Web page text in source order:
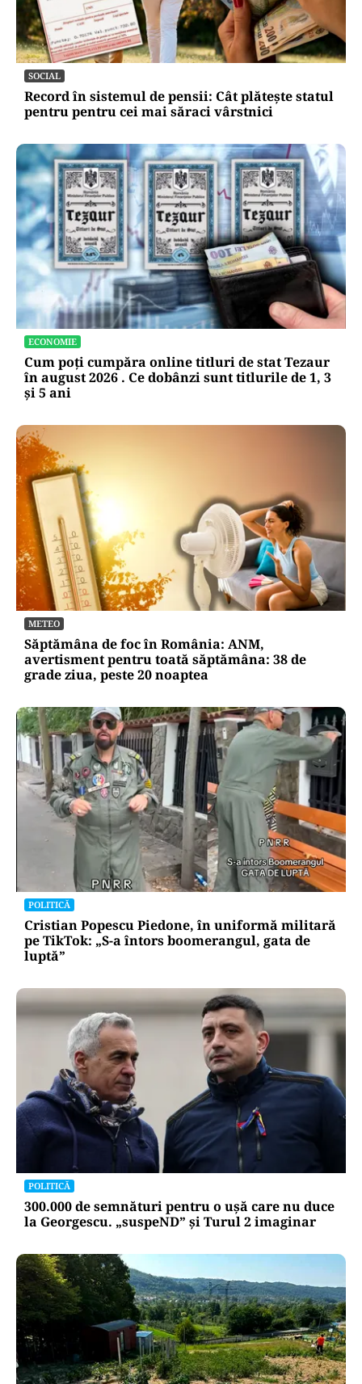
SOCIAL
Record în sistemul de pensii: Cât plătește statul
pentru pentru cei mai săraci vârstnici
ECONOMIE
Cum poți cumpăra online titluri de stat Tezaur
în august 2026 . Ce dobânzi sunt titlurile de 1, 3
și 5 ani
METEO
Săptămâna de foc în România: ANM,
avertisment pentru toată săptămâna: 38 de
grade ziua, peste 20 noaptea
POLITICĂ
Cristian Popescu Piedone, în uniformă militară
pe TikTok: „S-a întors boomerangul, gata de
luptă”
POLITICĂ
300.000 de semnături pentru o ușă care nu duce
la Georgescu. „suspeND” și Turul 2 imaginar